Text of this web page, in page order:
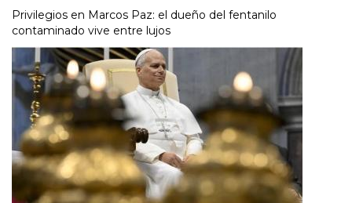
Privilegios en Marcos Paz: el dueño del fentanilo
contaminado vive entre lujos